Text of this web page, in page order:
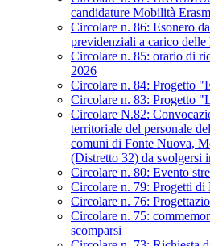
candidature Mobilità
Circolare n. 86: Esonero
previdenziali a carico
Circolare n. 85: orario di
2026
Circolare n. 84: Progetto
Circolare n. 83: Progetto
Circolare N.82:
territoriale del personale
comuni di Fonte Nuova,
(Distretto 32) da svolgersi
Circolare n. 80: Evento
Circolare n. 79: Progetti di
Circolare n. 76:
Circolare n. 75:
scomparsi